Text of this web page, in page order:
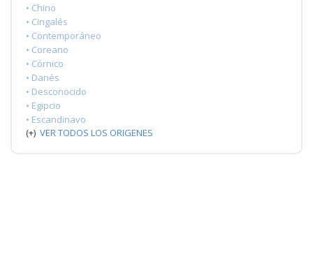
• Chino
• Cingalés
• Contemporáneo
• Coreano
• Córnico
• Danés
• Desconocido
• Egipcio
• Escandinavo
(+) VER TODOS LOS ORIGENES